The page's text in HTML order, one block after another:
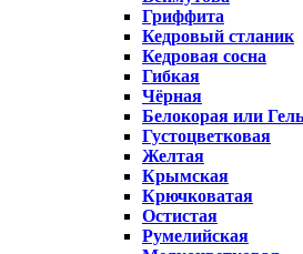
Гриффита
Кедровый стланик
Кедровая сосна
Гибкая
Чёрная
Белокорая или
Густоцветковая
Желтая
Крымская
Крючковатая
Остистая
Румелийская